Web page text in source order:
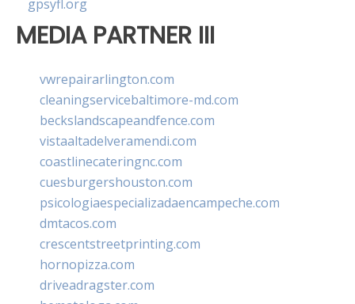
gpsyfl.org
MEDIA PARTNER III
vwrepairarlington.com
cleaningservicebaltimore-md.com
beckslandscapeandfence.com
vistaaltadelveramendi.com
coastlinecateringnc.com
cuesburgershouston.com
psicologiaespecializadaencampeche.com
dmtacos.com
crescentstreetprinting.com
hornopizza.com
driveadragster.com